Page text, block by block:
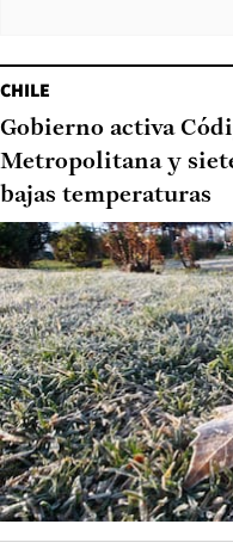
CHILE
Gobierno activa
Metropolitana y
bajas temperaturas